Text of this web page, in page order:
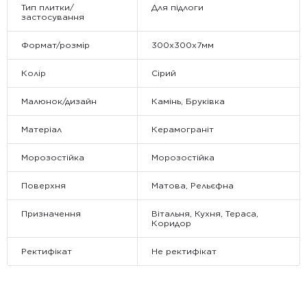
Тип плитки/
застосування
Для підлоги
Формат/розмір 300х300х7мм
Колір Сірий
Малюнок/дизайн Камінь, Бруківка
Матеріал Керамограніт
Морозостійка Морозостійка
Поверхня Матова, Рельєфна
Призначення
Вітальня, Кухня, Тераса,
Коридор
Ректифікат Не ректифікат